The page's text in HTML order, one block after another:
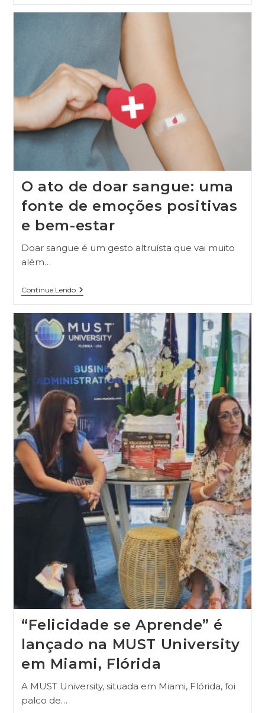
O ato de doar sangue: uma
fonte de emoções positivas
e bem-estar
Doar sangue é um gesto altruísta que vai muito
além…
Continue Lendo
“Felicidade se Aprende” é
lançado na MUST University
em Miami, Flórida
A MUST University, situada em Miami, Flórida, foi
palco de…